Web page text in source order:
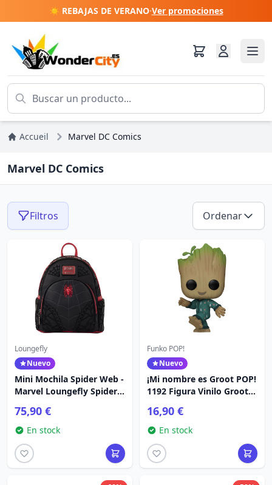
☀️ REBAJAS DE VERANO·Ver promociones
Accueil Marvel DC Comics
Marvel DC Comics
Filtros Ordenar
Loungefly
Nuevo
Mini Mochila Spider Web -
Marvel Loungefly Spider-
75,90 €
En stock
Funko POP!
Nuevo
¡Mi nombre es Groot POP!
1192 Figura Vinilo Groot
16,90 €
En stock